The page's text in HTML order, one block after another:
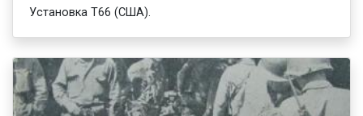
Установка Т66 (США).